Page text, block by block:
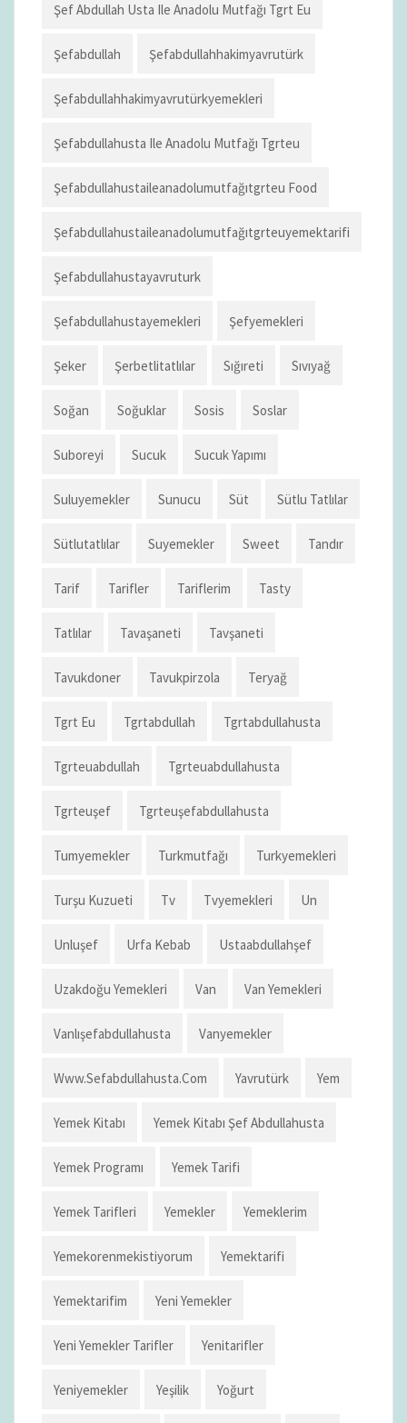
Şef Abdullah Usta Ile Anadolu Mutfağı Tgrt Eu
Şefabdullah Şefabdullahhakimyavrutürk
Şefabdullahhakimyavrutürkyemekleri
Şefabdullahusta Ile Anadolu Mutfağı Tgrteu
Şefabdullahustaileanadolumutfağıtgrteu Food
Şefabdullahustaileanadolumutfağıtgrteuyemektarifi
Şefabdullahustayavruturk
Şefabdullahustayemekleri Şefyemekleri
Şeker Şerbetlitatlılar Sığıreti Sıvıyağ
Soğan Soğuklar Sosis Soslar
Suboreyi Sucuk Sucuk Yapımı
Suluyemekler Sunucu Süt Sütlu Tatlılar
Sütlutatlılar Suyemekler Sweet Tandır
Tarif Tarifler Tariflerim Tasty
Tatlılar Tavaşaneti Tavşaneti
Tavukdoner Tavukpirzola Teryağ
Tgrt Eu Tgrtabdullah Tgrtabdullahusta
Tgrteuabdullah Tgrteuabdullahusta
Tgrteuşef Tgrteuşefabdullahusta
Tumyemekler Turkmutfağı Turkyemekleri
Turşu Kuzueti Tv Tvyemekleri Un
Unluşef Urfa Kebab Ustaabdullahşef
Uzakdoğu Yemekleri Van Van Yemekleri
Vanlışefabdullahusta Vanyemekler
Www.sefabdullahusta.com Yavrutürk Yem
Yemek Kitabı Yemek Kitabı Şef Abdullahusta
Yemek Programı Yemek Tarifi
Yemek Tarifleri Yemekler Yemeklerim
Yemekorenmekistiyorum Yemektarifi
Yemektarifim Yeni Yemekler
Yeni Yemekler Tarifler Yenitarifler
Yeniyemekler Yeşilik Yoğurt